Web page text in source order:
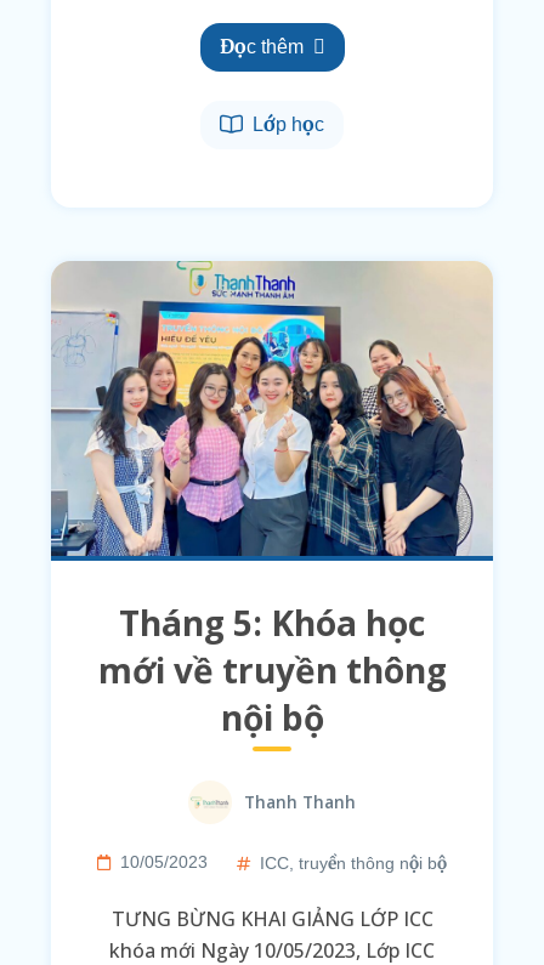
Đọc thêm
Lớp học
Tháng 5: Khóa học
mới về truyền thông
nội bộ
Thanh Thanh
10/05/2023 ICC truyền thông nội bộ
TƯNG BỪNG KHAI GIẢNG LỚP ICC
khóa mới Ngày 10/05/2023, Lớp ICC